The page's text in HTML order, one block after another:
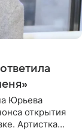
Юрьева
открытия
Артистка